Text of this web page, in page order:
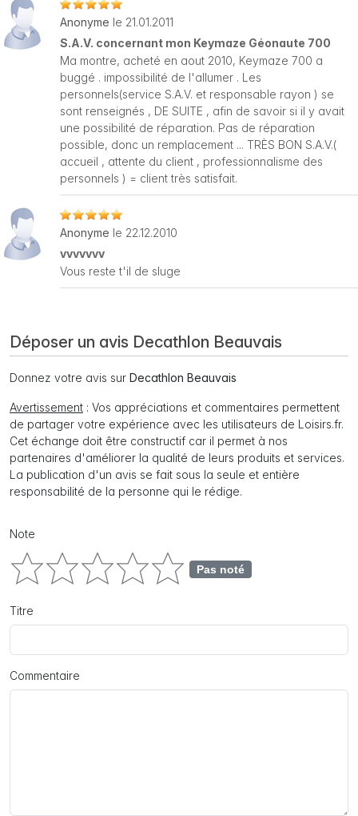
Anonyme le 21.01.2011
S.A.V. concernant mon Keymaze Géonaute 700
Ma montre, acheté en aout 2010, Keymaze 700 a
buggé . impossibilité de l'allumer . Les
personnels(service S.A.V. et responsable rayon ) se
sont renseignés , DE SUITE , afin de savoir si il y avait
une possibilité de réparation. Pas de réparation
possible, donc un remplacement ... TRÈS BON S.A.V.(
accueil , attente du client , professionnalisme des
personnels ) = client très satisfait.
Anonyme le 22.12.2010
vvvvvvv
Vous reste t'il de sluge
Déposer un avis Decathlon Beauvais
Donnez votre avis sur Decathlon Beauvais
Avertissement : Vos appréciations et commentaires permettent
de partager votre expérience avec les utilisateurs de Loisirs.fr.
Cet échange doit être constructif car il permet à nos
partenaires d'améliorer la qualité de leurs produits et services.
La publication d'un avis se fait sous la seule et entière
responsabilité de la personne qui le rédige.
Note
Pas noté
Titre
Commentaire